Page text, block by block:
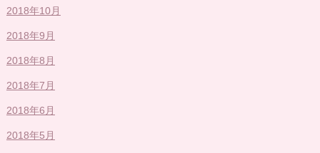
2018年10月
2018年9月
2018年8月
2018年7月
2018年6月
2018年5月